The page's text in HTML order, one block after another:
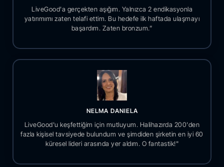
LiveGood'a gerçekten aşığım. Yalnızca 2 endikasyonla
yatırımımı zaten telafi ettim. Bu hedefe ilk haftada ulaşmayı
başardım. Zaten bronzum.”
NELMA DANIELA
LiveGood'u keşfettiğim için mutluyum. Halihazırda 200'den
fazla kişisel tavsiyede bulundum ve şimdiden şirketin en iyi 60
küresel lideri arasında yer aldım. O fantastik!"